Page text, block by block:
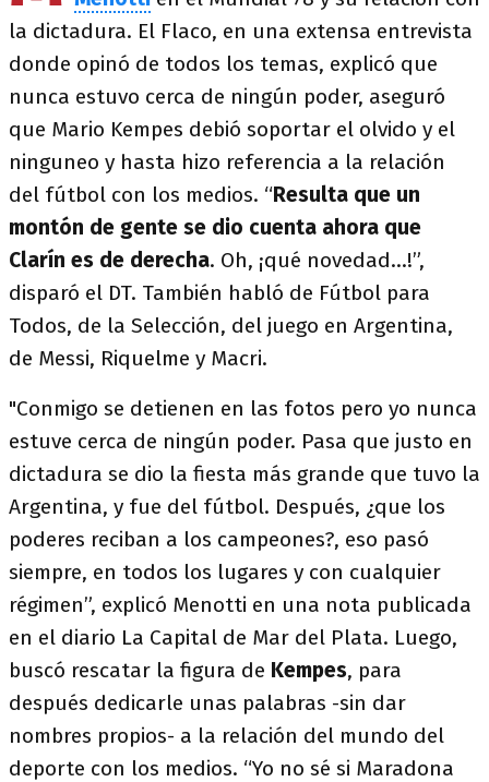
la dictadura. El Flaco, en una extensa entrevista
donde opinó de todos los temas, explicó que
nunca estuvo cerca de ningún poder, aseguró
que Mario Kempes debió soportar el olvido y el
ninguneo y hasta hizo referencia a la relación
del fútbol con los medios. “Resulta que un
montón de gente se dio cuenta ahora que
Clarín es de derecha. Oh, ¡qué novedad...!”,
disparó el DT. También habló de Fútbol para
Todos, de la Selección, del juego en Argentina,
de Messi, Riquelme y Macri.
"Conmigo se detienen en las fotos pero yo nunca
estuve cerca de ningún poder. Pasa que justo en
dictadura se dio la fiesta más grande que tuvo la
Argentina, y fue del fútbol. Después, ¿que los
poderes reciban a los campeones?, eso pasó
siempre, en todos los lugares y con cualquier
régimen”, explicó Menotti en una nota publicada
en el diario La Capital de Mar del Plata. Luego,
buscó rescatar la figura de Kempes, para
después dedicarle unas palabras -sin dar
nombres propios- a la relación del mundo del
deporte con los medios. “Yo no sé si Maradona